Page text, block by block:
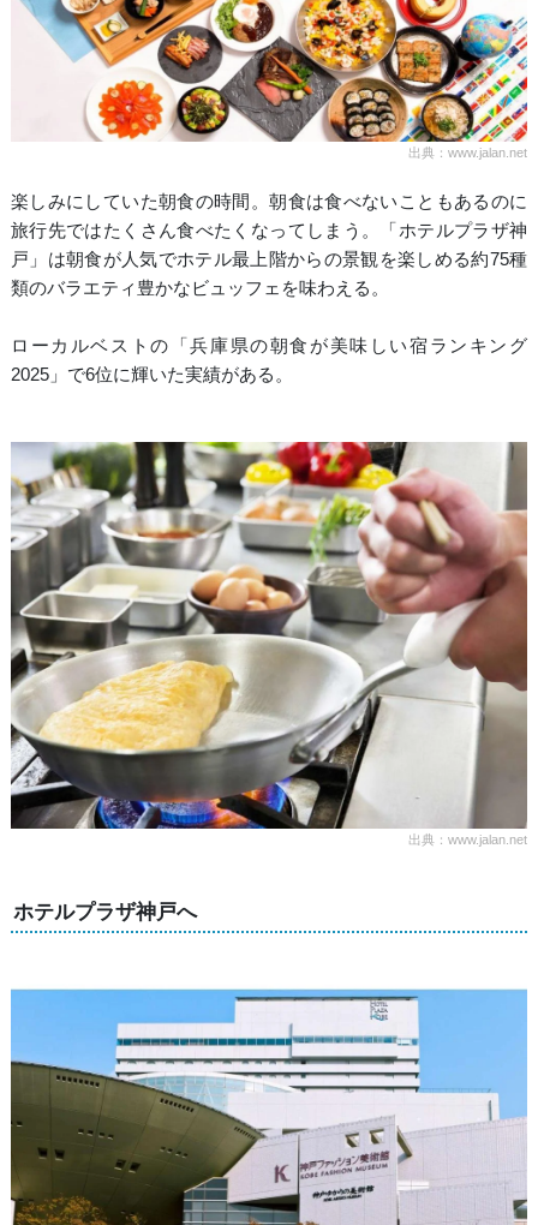
出典：www.jalan.net
楽しみにしていた朝食の時間。朝食は食べないこともあるのに
旅行先ではたくさん食べたくなってしまう。「ホテルプラザ神
戸」は朝食が人気でホテル最上階からの景観を楽しめる約75種
類のバラエティ豊かなビュッフェを味わえる。
ローカルベストの「兵庫県の朝食が美味しい宿ランキング
2025」で6位に輝いた実績がある。
出典：www.jalan.net
ホテルプラザ神戸へ